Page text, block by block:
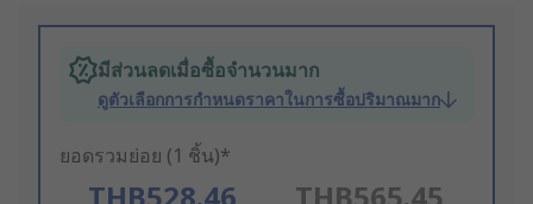
มีส่วนลดเมื่อซื้อจำนวนมาก
ดูตัวเลือกการกำหนดราคาในการซื้อปริมาณมาก
ยอดรวมย่อย (1 ชิ้น)*